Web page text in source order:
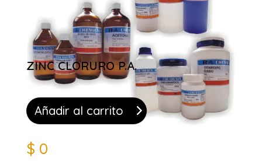
ZINC CLORURO P.A.
Añadir al carrito
$ 0